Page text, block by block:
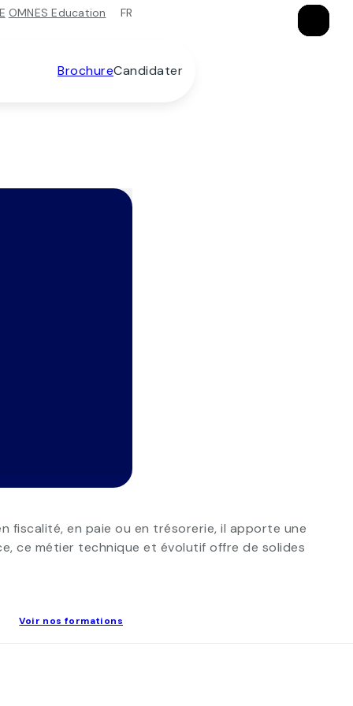
OMNES Education FR
BrochureCandidater
fiscalité, en paie ou en trésorerie, il apporte une
ce métier technique et évolutif offre de solides
Voir nos formations